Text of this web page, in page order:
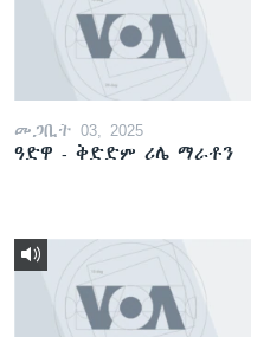
መጋቢት 03, 2025
ዓድዋ - ቅድድም ሪሌ ማራቶን